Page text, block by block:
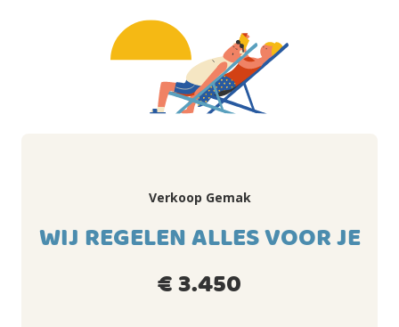
Verkoop Gemak
WIJ REGELEN ALLES VOOR JE
€ 3.450